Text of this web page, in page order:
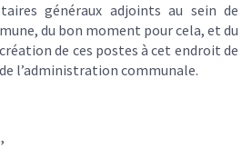
généraux adjoints au sein de
du bon moment pour cela, et du
de ces postes à cet endroit de
l’administration communale.